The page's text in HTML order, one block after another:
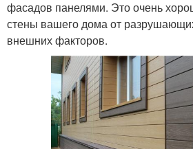
фасадов панелями. Это очень
стены вашего дома от
внешних факторов.